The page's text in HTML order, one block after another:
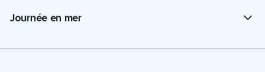
Journée en mer